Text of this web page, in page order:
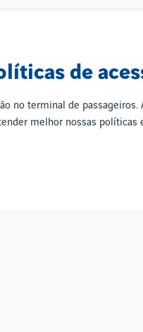
de
no terminal de passageiros.
melhor nossas políticas